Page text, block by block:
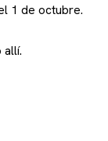
1 de octubre.
allí.